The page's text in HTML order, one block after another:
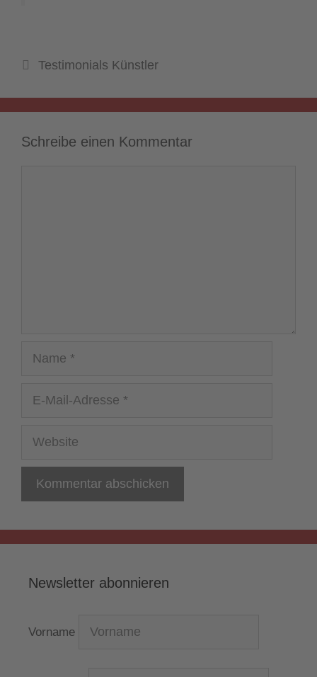
Kategorien
Testimonials Künstler
Schreibe einen Kommentar
Website
Newsletter abonnieren
Vorname